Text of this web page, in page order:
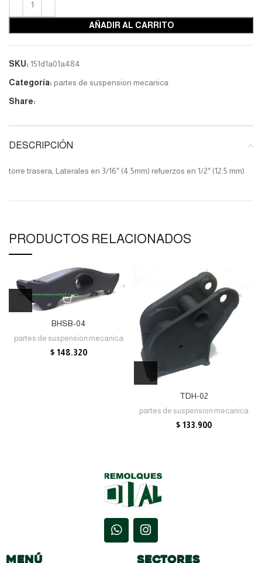
AÑADIR AL CARRITO
SKU: 151d1a01a484
Categoría: partes de suspension mecanica
Share:
DESCRIPCIÓN
torre trasera, Laterales en 3/16″ (4.5mm) refuerzos en 1/2″ (12.5 mm)
PRODUCTOS RELACIONADOS
BHSB-04
partes de suspension mecanica
$ 148.320
TDH-02
partes de suspension mecanica
$ 133.900
Menú Sectores